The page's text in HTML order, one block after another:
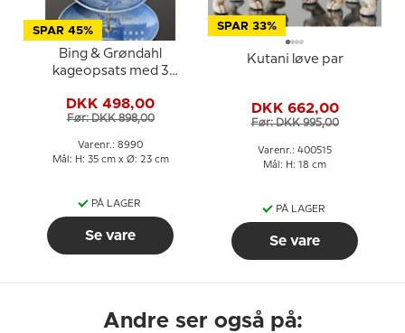
SPAR 45%
Bing & Grøndahl
kageopsats med 3
DKK 498,00
Før: DKK 898,00
Varenr.: 8990
Mål: H: 35 cm x Ø: 23 cm
PÅ LAGER
Se vare
SPAR 33%
Kutani løve par
DKK 662,00
Før: DKK 995,00
Varenr.: 400515
Mål: H: 18 cm
PÅ LAGER
Se vare
Andre ser også på: